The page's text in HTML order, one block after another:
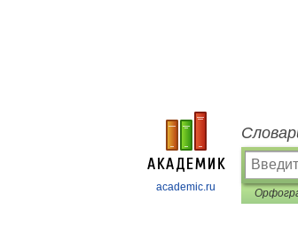
academic.ru